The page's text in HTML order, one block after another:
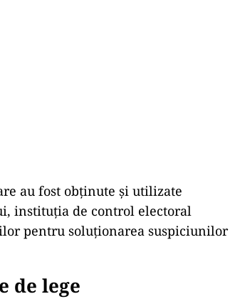
au fost obținute și utilizate
instituția de control electoral
pentru soluționarea suspiciunilor
de lege